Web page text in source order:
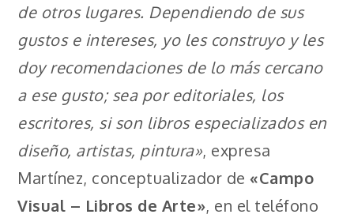
de otros lugares. Dependiendo de sus
gustos e intereses, yo les construyo y les
doy recomendaciones de lo más cercano
a ese gusto; sea por editoriales, los
escritores, si son libros especializados en
diseño, artistas, pintura», expresa
Martínez, conceptualizador de«Campo
Visual – Libros de Arte», en el teléfono